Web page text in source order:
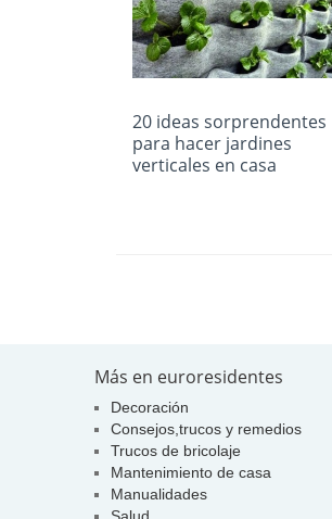
20 ideas sorprendentes
para hacer jardines
verticales en casa
Más en euroresidentes
Decoración
Consejos,trucos y remedios
Trucos de bricolaje
Mantenimiento de casa
Manualidades